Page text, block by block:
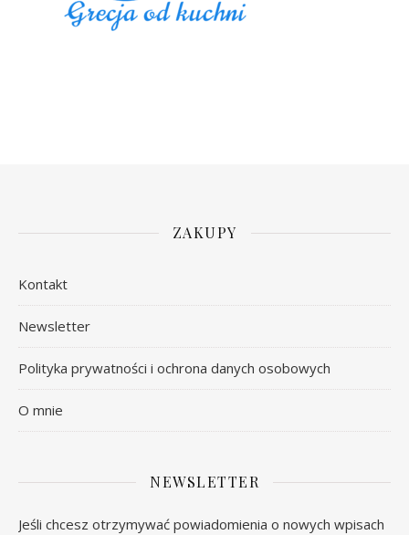
ZAKUPY
Kontakt
Newsletter
Polityka prywatności i ochrona danych osobowych
O mnie
NEWSLETTER
Jeśli chcesz otrzymywać powiadomienia o nowych wpisach